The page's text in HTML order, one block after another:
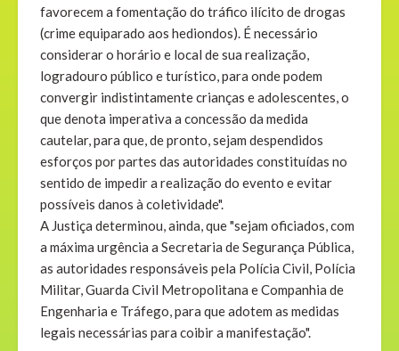
favorecem a fomentação do tráfico ilícito de drogas
(crime equiparado aos hediondos). É necessário
considerar o horário e local de sua realização,
logradouro público e turístico, para onde podem
convergir indistintamente crianças e adolescentes, o
que denota imperativa a concessão da medida
cautelar, para que, de pronto, sejam despendidos
esforços por partes das autoridades constituídas no
sentido de impedir a realização do evento e evitar
possíveis danos à coletividade".
A Justiça determinou, ainda, que "sejam oficiados, com
a máxima urgência a Secretaria de Segurança Pública,
as autoridades responsáveis pela Polícia Civil, Polícia
Militar, Guarda Civil Metropolitana e Companhia de
Engenharia e Tráfego, para que adotem as medidas
legais necessárias para coibir a manifestação".